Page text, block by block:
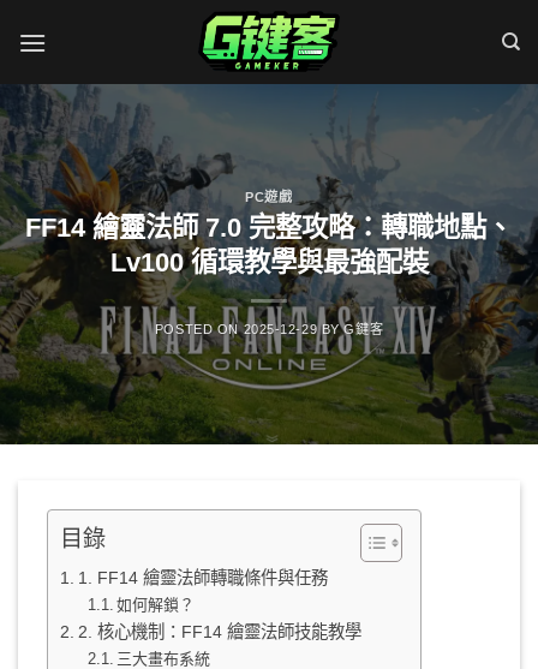
PC遊戲
FF14 繪靈法師 7.0 完整攻略：轉職地點、
Lv100 循環教學與最強配裝
POSTED ON2025-12-29 BYG鍵客
目錄
1. FF14 繪靈法師轉職條件與任務
如何解鎖？
2. 核心機制：FF14 繪靈法師技能教學
三大畫布系統